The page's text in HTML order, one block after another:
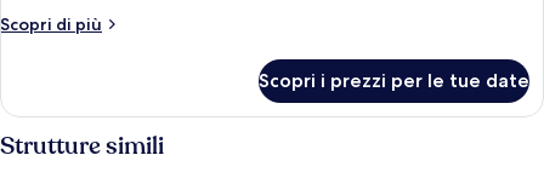
Scopri di più
Altri
tripla
Scopri i prezzi per le tue date
Strutture simili